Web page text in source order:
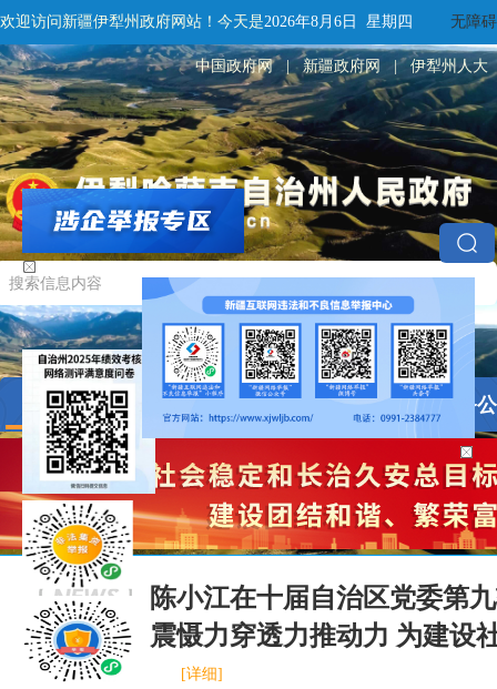
欢迎访问新疆伊犁州政府网站！ 今天是2026年8月6日 星期四 无障碍
中国政府网 | 新疆政府网 | 伊犁州人大
网站首页 全景伊犁 政务
陈小江在十届自治区党委第
震慑力穿透力推动力 为建设
[详细]